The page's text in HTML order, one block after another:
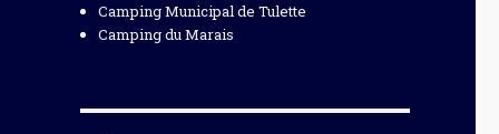
Camping Municipal de Tulette
Camping du Marais